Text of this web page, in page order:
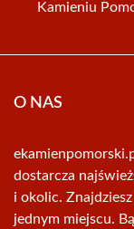
Kamieniu
O NAS
dostarcza
i okolic.
jednym miejscu.